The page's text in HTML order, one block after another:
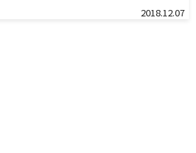
2018.12.07